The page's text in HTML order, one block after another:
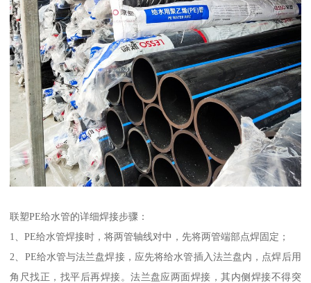
联塑PE给水管的详细焊接步骤：
1、PE给水管焊接时，将两管轴线对中，先将两管端部点焊固定；
2、PE给水管与法兰盘焊接，应先将给水管插入法兰盘内，点焊后用
角尺找正，找平后再焊接。法兰盘应两面焊接，其内侧焊接不得突